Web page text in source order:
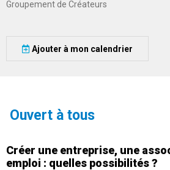
Groupement de Créateurs
Ajouter à mon calendrier
Ouvert à tous
Créer une entreprise, une
emploi : quelles possibilités ?